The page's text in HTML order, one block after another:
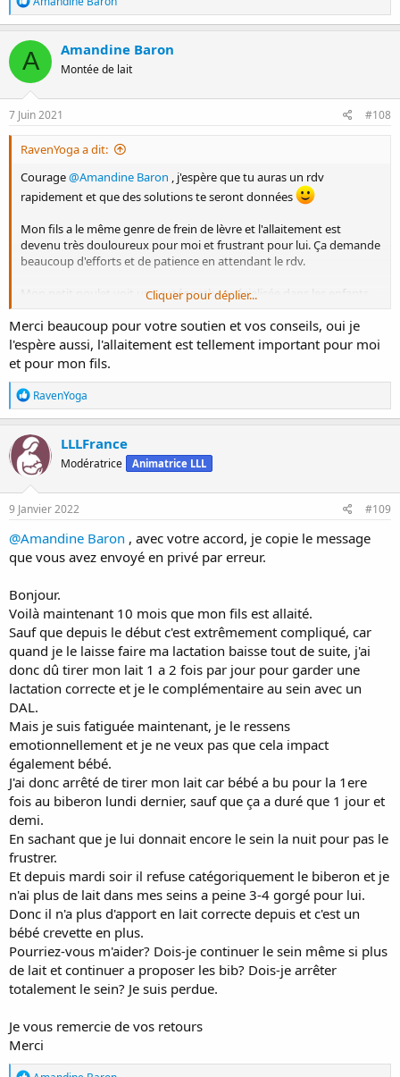
é
a
c
t
o
n
s
A Amandine Baron
Montée de lait
7 Juin 2021 #108
RavenYoga a dit:
Courage@Amandine Baron , j'espère que tu auras un rdv
rapidement et que des solutions te seront données
Mon fils a le même genre de frein de lèvre et l'allaitement est
devenu très douloureux pour moi et frustrant pour lui. Ça demande
beaucoup d'efforts et de patience en attendant le rdv.
Mon petit poulet voit une ostéopathe spécialisée dans les enfants,
machoire en attendant. Moi je vois une légère différence dans le
confort de bébé avant/après une consultation, même si ça ne règle
pas tout.
Cliquer pour déplier...
Merci beaucoup pour votre soutien et vos conseils, oui je
l'espère aussi, l'allaitement est tellement important pour moi
et pour mon fils.
R
é
a
c
t
i
o
n
s
RavenYoga
LLLFrance
Modératrice Animatrice LLL
9 Janvier 2022 #109
@Amandine Baron , avec votre accord, je copie le message
que vous avez envoyé en privé par erreur.
Bonjour.
Voilà maintenant 10 mois que mon fils est allaité.
Sauf que depuis le début c'est extrêmement compliqué, car
quand je le laisse faire ma lactation baisse tout de suite, j'ai
donc dû tirer mon lait 1 a 2 fois par jour pour garder une
lactation correcte et je le complémentaire au sein avec un
DAL.
Mais je suis fatiguée maintenant, je le ressens
emotionnellement et je ne veux pas que cela impact
également bébé.
J'ai donc arrêté de tirer mon lait car bébé a bu pour la 1ere
fois au biberon lundi dernier, sauf que ça a duré que 1 jour et
demi.
En sachant que je lui donnait encore le sein la nuit pour pas le
frustrer.
Et depuis mardi soir il refuse catégoriquement le biberon et je
n'ai plus de lait dans mes seins a peine 3-4 gorgé pour lui.
Donc il n'a plus d'apport en lait correcte depuis et c'est un
bébé crevette en plus.
Pourriez-vous m'aider? Dois-je continuer le sein même si plus
de lait et continuer a proposer les bib? Dois-je arrêter
totalement le sein? Je suis perdue.
Je vous remercie de vos retours
Merci